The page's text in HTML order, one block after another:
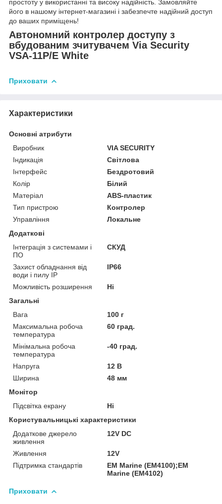
простоту у використанні та високу надійність. Замовляйте
його в нашому інтернет-магазині і забезпечте надійний доступ
до ваших приміщень!
Автономний контролер доступу з
вбудованим зчитувачем Via Security
VSA-11P/E White
Приховати
Характеристики
Основні атрибути
Виробник
VIA SECURITY
Індикація
Світлова
Інтерфейс
Бездротовий
Колір
Білий
Матеріал
ABS-пластик
Тип пристрою
Контролер
Управління
Локальне
Додаткові
Інтеграція з системами і
ПО
СКУД
Захист обладнання від
води і пилу IP
IP66
Можливість розширення
Ні
Загальні
Вага
100 г
Максимальна робоча
температура
60 град.
Мінімальна робоча
температура
-40 град.
Напруга
12 В
Ширина
48 мм
Монітор
Підсвітка екрану
Ні
Користувальницькі характеристики
Додаткове джерело
живлення
12V DC
Живлення
12V
Підтримка стандартів
EM Marine (EM4100);EM
Marine (EM4102)
Приховати